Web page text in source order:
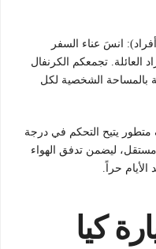
انسَ عناء السفر
العائلة. تجمعكم الكرنفال
بالمساحة الشخصية لكل
يتيح التحكم في درجة
مستقل، ليضمن تدفق الهواء
حراً.
كيا